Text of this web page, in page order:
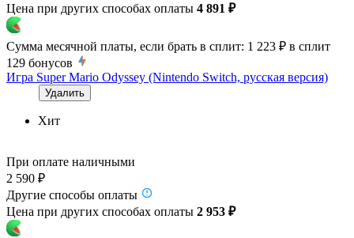
Цена при других способах оплаты 4 891 ₽
Сумма месячной платы, если брать в сплит: 1 223 ₽ в сплит
129 бонусов
Игра Super Mario Odyssey (Nintendo Switch, русская версия)
Удалить
Хит
При оплате наличными
2 590 ₽
Другие способы оплаты
Цена при других способах оплаты 2 953 ₽